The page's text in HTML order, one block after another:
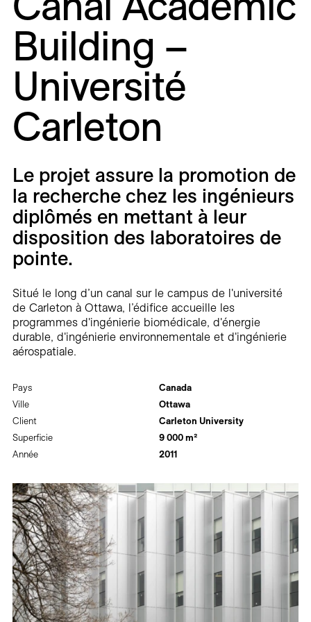
Carrières
Contact
Building –
Université
Carleton
Pays
Canada
Ville
Ottawa
Client
Carleton University
Superficie
9 000 m²
Année
2011
Le projet assure la promotion de
la recherche chez les ingénieurs
diplômés en mettant à leur
disposition des laboratoires de
pointe.
Situé le long d’un canal sur le campus de l'université
de Carleton à Ottawa, l’édifice accueille les
programmes d'ingénierie biomédicale, d'énergie
durable, d'ingénierie environnementale et d'ingénierie
aérospatiale.